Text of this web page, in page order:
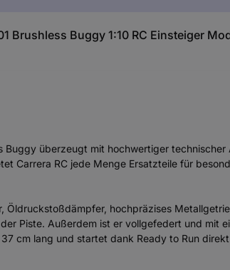
Brushless Buggy 1:10 RC Einsteiger
Buggy überzeugt mit hochwertiger
Carrera RC jede Menge Ersatzteile für
Öldruckstoßdämpfer, hochpräzises
Piste. Außerdem ist er vollgefedert und mit
cm lang und startet dank Ready to Run